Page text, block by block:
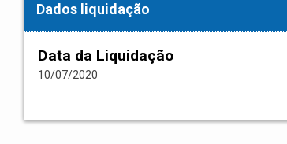
Dados liquidação
Data da Liquidação
10/07/2020